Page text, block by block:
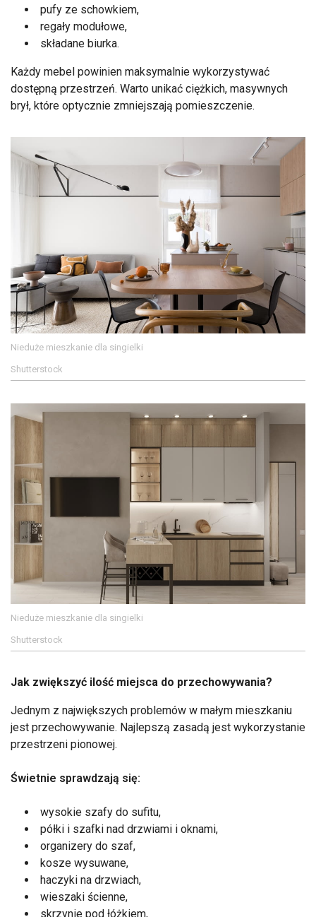
pufy ze schowkiem,
regały modułowe,
składane biurka.
Każdy mebel powinien maksymalnie wykorzystywać
dostępną przestrzeń. Warto unikać ciężkich, masywnych
brył, które optycznie zmniejszają pomieszczenie.
Nieduże mieszkanie dla singielki
Shutterstock
Nieduże mieszkanie dla singielki
Shutterstock
Jak zwiększyć ilość miejsca do przechowywania?
Jednym z największych problemów w małym mieszkaniu
jest przechowywanie. Najlepszą zasadą jest wykorzystanie
przestrzeni pionowej.
Świetnie sprawdzają się:
wysokie szafy do sufitu,
półki i szafki nad drzwiami i oknami,
organizery do szaf,
kosze wysuwane,
haczyki na drzwiach,
wieszaki ścienne,
skrzynie pod łóżkiem,